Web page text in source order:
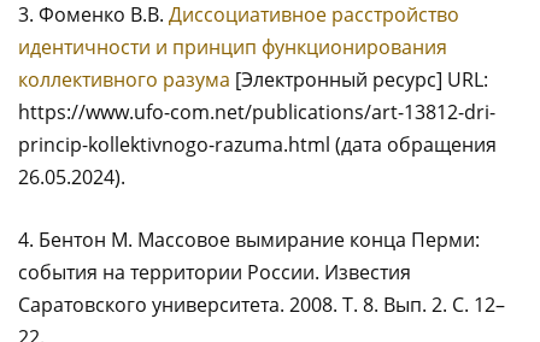
3. Фоменко В.В. Диссоциативное расстройство
идентичности и принцип функционирования
коллективного разума [Электронный ресурс] URL:
https://www.ufo-com.net/publications/art-13812-dri-
princip-kollektivnogo-razuma.html (дата обращения
26.05.2024).
4. Бентон М. Массовое вымирание конца Перми:
события на территории России. Известия
Саратовского университета. 2008. Т. 8. Вып. 2. С. 12–